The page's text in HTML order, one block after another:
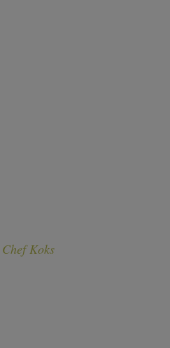
Koks